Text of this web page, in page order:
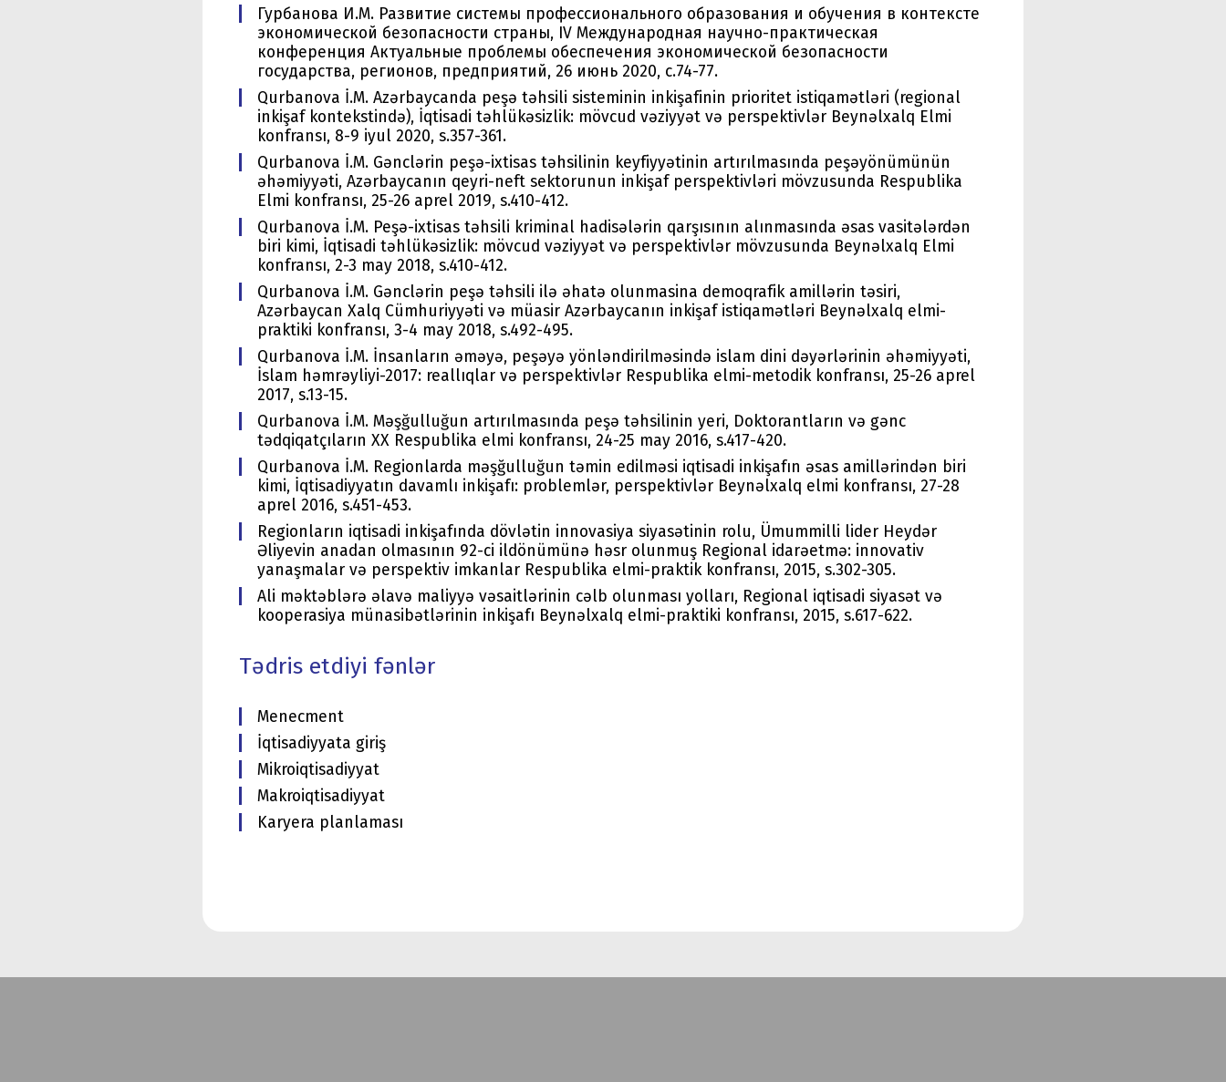
Гурбанова И.М. Развитие системы профессионального образования и обучения в контексте
экономической безопасности страны, IV Международная научно-практическая
конференция Актуальные проблемы обеспечения экономической безопасности
государства, регионов, предприятий, 26 июнь 2020, c.74-77.
Qurbanova İ.M. Azərbaycanda peşə təhsili sisteminin inkişafinin prioritet istiqamətləri (regional
inkişaf kontekstində), İqtisadi təhlükəsizlik: mövcud vəziyyət və perspektivlər Beynəlxalq Elmi
konfransı, 8-9 iyul 2020, s.357-361.
Qurbanova İ.M. Gənclərin peşə-ixtisas təhsilinin keyfiyyətinin artırılmasında peşəyönümünün
əhəmiyyəti, Azərbaycanın qeyri-neft sektorunun inkişaf perspektivləri mövzusunda Respublika
Elmi konfransı, 25-26 aprel 2019, s.410-412.
Qurbanova İ.M. Peşə-ixtisas təhsili kriminal hadisələrin qarşısının alınmasında əsas vasitələrdən
biri kimi, İqtisadi təhlükəsizlik: mövcud vəziyyət və perspektivlər mövzusunda Beynəlxalq Elmi
konfransı, 2-3 may 2018, s.410-412.
Qurbanova İ.M. Gənclərin peşə təhsili ilə əhatə olunmasina demoqrafik amillərin təsiri,
Azərbaycan Xalq Cümhuriyyəti və müasir Azərbaycanın inkişaf istiqamətləri Beynəlxalq elmi-
praktiki konfransı, 3-4 may 2018, s.492-495.
Qurbanova İ.M. İnsanların əməyə, peşəyə yönləndirilməsində islam dini dəyərlərinin əhəmiyyəti,
İslam həmrəyliyi-2017: reallıqlar və perspektivlər Respublika elmi-metodik konfransı, 25-26 aprel
2017, s.13-15.
Qurbanova İ.M. Məşğulluğun artırılmasında peşə təhsilinin yeri, Doktorantların və gənc
tədqiqatçıların XX Respublika elmi konfransı, 24-25 may 2016, s.417-420.
Qurbanova İ.M. Regionlarda məşğulluğun təmin edilməsi iqtisadi inkişafın əsas amillərindən biri
kimi, İqtisadiyyatın davamlı inkişafı: problemlər, perspektivlər Beynəlxalq elmi konfransı, 27-28
aprel 2016, s.451-453.
Regionların iqtisadi inkişafında dövlətin innovasiya siyasətinin rolu, Ümummilli lider Heydər
Əliyevin anadan olmasının 92-ci ildönümünə həsr olunmuş Regional idarəetmə: innovativ
yanaşmalar və perspektiv imkanlar Respublika elmi-praktik konfransı, 2015, s.302-305.
Ali məktəblərə əlavə maliyyə vəsaitlərinin cəlb olunması yolları, Regional iqtisadi siyasət və
kooperasiya münasibətlərinin inkişafı Beynəlxalq elmi-praktiki konfransı, 2015, s.617-622.
Tədris etdiyi fənlər
Menecment
İqtisadiyyata giriş
Mikroiqtisadiyyat
Makroiqtisadiyyat
Karyera planlaması